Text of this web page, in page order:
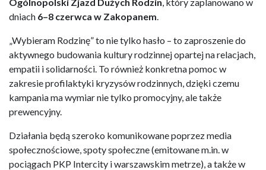
dniach 6–8 czerwca w Zakopanem.
„Wybieram Rodzinę” to nie tylko hasło – to zaproszenie do
aktywnego budowania kultury rodzinnej opartej na relacjach,
empatii i solidarności. To również konkretna pomoc w
zakresie profilaktyki kryzysów rodzinnych, dzięki czemu
kampania ma wymiar nie tylko promocyjny, ale także
prewencyjny.
Działania będą szeroko komunikowane poprzez media
społecznościowe, spoty społeczne (emitowane m.in. w
pociągach PKP Intercity i warszawskim metrze), a także w